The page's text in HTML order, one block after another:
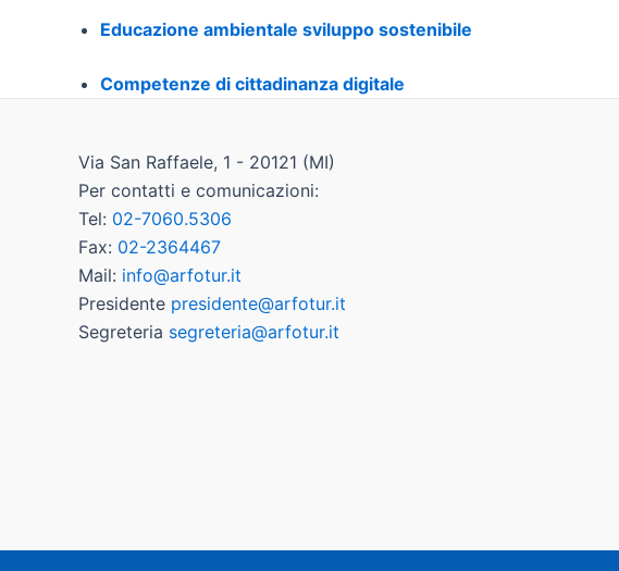
Educazione ambientale sviluppo sostenibile
Competenze di cittadinanza digitale
Via San Raffaele, 1 - 20121 (MI)
Per contatti e comunicazioni:
Tel: 02-7060.5306
Fax: 02-2364467
Mail: info@arfotur.it
Presidente presidente@arfotur.it
Segreteria segreteria@arfotur.it